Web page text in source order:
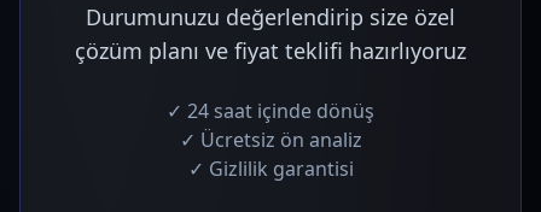
Durumunuzu değerlendirip size özel
çözüm planı ve fiyat teklifi hazırlıyoruz
✓ 24 saat içinde dönüş
✓ Ücretsiz ön analiz
✓ Gizlilik garantisi